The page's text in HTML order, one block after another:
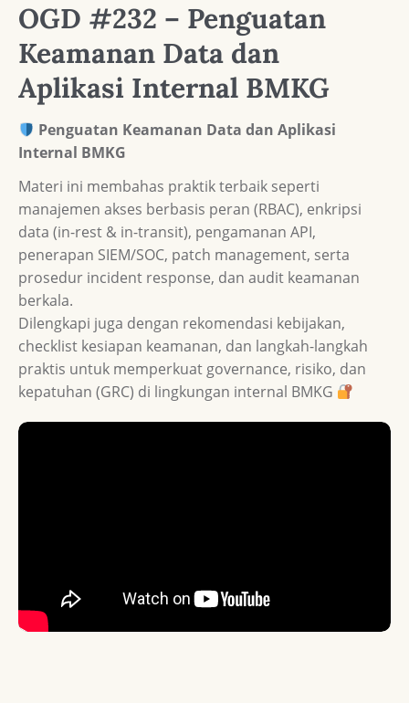
OGD #232 – Penguatan
Keamanan Data dan
Aplikasi Internal BMKG
Penguatan Keamanan Data dan Aplikasi
Internal BMKG
Materi ini membahas praktik terbaik seperti
manajemen akses berbasis peran (RBAC), enkripsi
data (in-rest & in-transit), pengamanan API,
penerapan SIEM/SOC, patch management, serta
prosedur incident response, dan audit keamanan
berkala.
Dilengkapi juga dengan rekomendasi kebijakan,
checklist kesiapan keamanan, dan langkah-langkah
praktis untuk memperkuat governance, risiko, dan
kepatuhan (GRC) di lingkungan internal BMKG